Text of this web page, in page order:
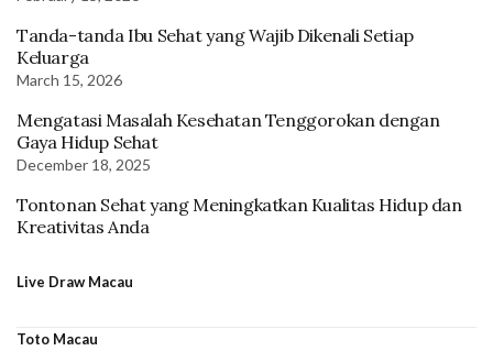
Tanda-tanda Ibu Sehat yang Wajib Dikenali Setiap
Keluarga
March 15, 2026
Mengatasi Masalah Kesehatan Tenggorokan dengan
Gaya Hidup Sehat
December 18, 2025
Tontonan Sehat yang Meningkatkan Kualitas Hidup dan
Kreativitas Anda
Live Draw Macau
Toto Macau